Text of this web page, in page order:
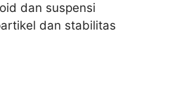
dan suspensi
dan stabilitas